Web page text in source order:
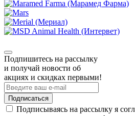
Подпишитесь на рассылку
и получай новости об
акциях и скидках первыми!
Подписаться
Подписываясь на рассылку я